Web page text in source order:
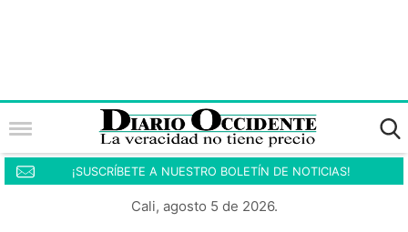
¡SUSCRÍBETE A NUESTRO BOLETÍN DE NOTICIAS!
Cali, agosto 5 de 2026.